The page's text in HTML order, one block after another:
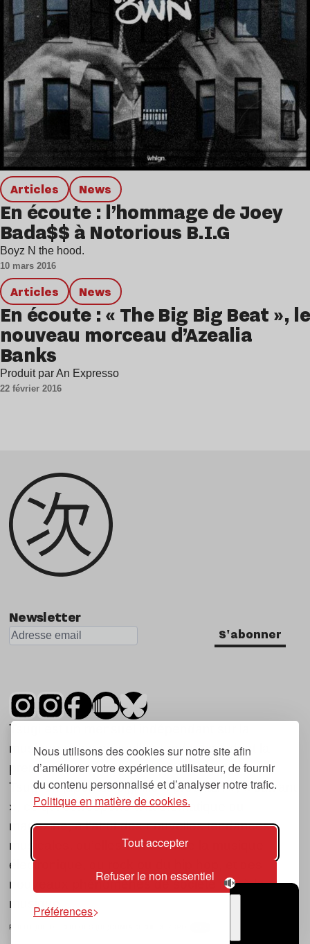
Nous utilisons des cookies sur notre site afin
d’améliorer votre expérience utilisateur, de fournir
du contenu personnalisé et d’analyser notre trafic.
Politique en matière de cookies.
Tout accepter
Refuser le non essentiel
Préférences
Articles news
En écoute : l’hommage de Joey
Bada$$ à Notorious B.I.G
Boyz N the hood.
10 mars 2016
Articles news
En écoute : « The Big Big Beat », le
nouveau morceau d’Azealia
Banks
Produit par An Expresso
22 février 2016
Newsletter
S'abonner
Tsugi est un mensuel indépendant sur la
musique et les nouvelles tendances, dont la
première parution date de 2007.
Tsugi en japonais signifie « prochain », « suivant
», ce qui correspond à la thématique du
magazine, à l’affût des nouvelles tendances
musicales, qu’elles viennent de la musique
électronique, du rock ou du hip hop, et des
nouveaux phénomènes de société liés à la
musique.
POLITIQUE DE COOKIES (UE)